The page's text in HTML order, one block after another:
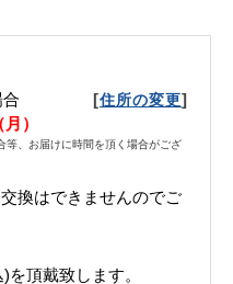
[住所の変更]
）
等、お届けに時間を頂く場合がござ
換はできませんのでご
)を頂戴致します。